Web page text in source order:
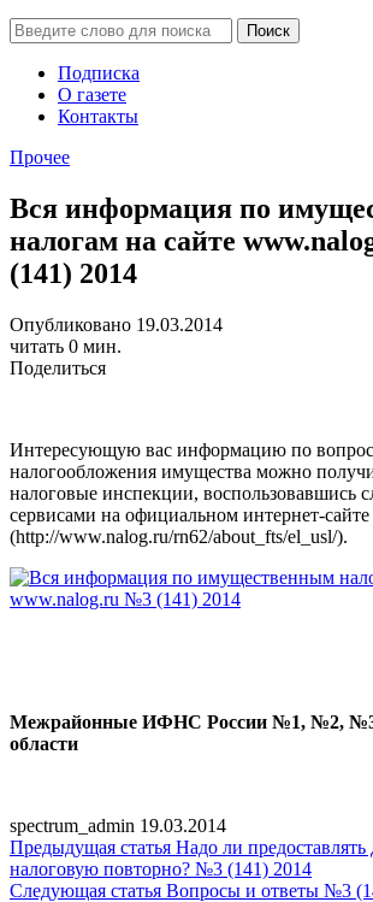
Подписка
О газете
Контакты
Прочее
Вся информация по
налогам на сайте
(141) 2014
Опубликовано 19.03.2014
читать 0 мин.
Поделиться
Интересующую вас информацию по
налогообложения имущества можно
налоговые инспекции, воспользовавшись
сервисами на официальном интернет-
(http://www.nalog.ru/rn62/about_fts/el_usl/).
Межрайонные ИФНС России №1, №2, №3
области
spectrum_admin 19.03.2014
Предыдущая статья Надо ли
налоговую повторно? №3 (141) 2014
Следующая статья Вопросы и ответы №3